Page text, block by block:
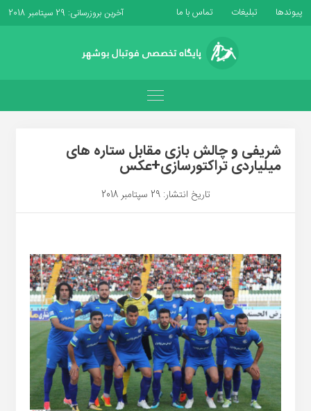
پیوندها تبلیغات تماس با ما آخرین بروزرسانی: 29 سپتامبر 2018
شریفی و چالش بازی مقابل ستاره های
میلیاردی تراکتورسازی+عکس
تاریخ انتشار: 29 سپتامبر 2018